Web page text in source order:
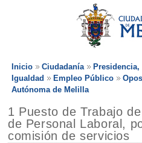
Inicio Ciudadanía
Igualdad
Empleo Público
Autónoma de Melilla
1 Puesto de Trabajo
de Personal Laboral,
comisión de servicios